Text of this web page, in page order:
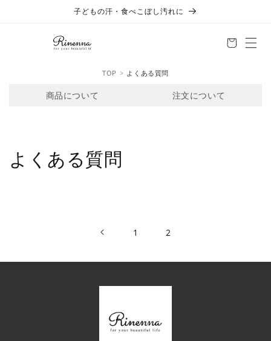
子どもの汗・食べこぼし汚れに
TOP よくある質問
商品について 注文について
よくある質問
1 2